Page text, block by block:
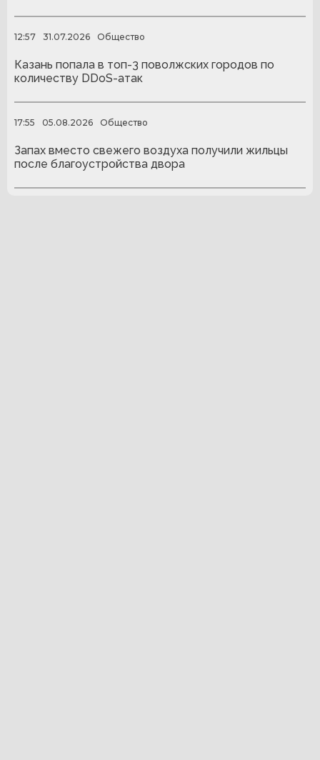
12:57 31.07.2026 Общество
Казань попала в топ-3 поволжских городов по
количеству DDoS-атак
17:55 05.08.2026 Общество
Запах вместо свежего воздуха получили жильцы
после благоустройства двора